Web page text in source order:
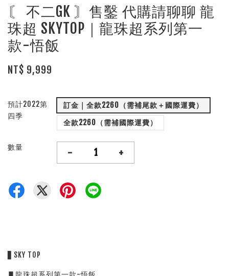
〘 不二GK 〙售鑿 代購請聊聊 龍
珠超 SKYTOP｜龍珠超系列第一
款-悟飯
NT$ 9,999
預計2022第
四季
訂金｜全款2260（需補尾款＋國際運費）
全款2260（需補國際運費）
數量 - +
▋SKY TOP